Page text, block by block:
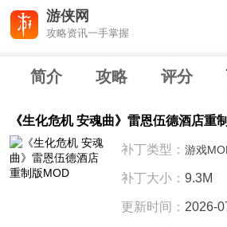
游侠网
攻略资讯一手掌握
简介 攻略 评分
《生化危机 安魂曲》雷恩伍德酒店重
补丁类型：游戏
补丁大小：9.3M
更新时间： 2026-